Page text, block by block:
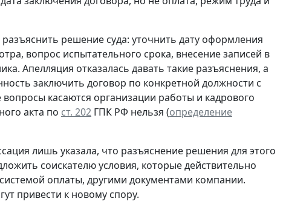
решение суда: уточнить дату оформления
вопрос испытательного срока, внесение записей в
Апелляция отказалась давать такие разъяснения, а
заключить договор по конкретной должности с
касаются организации работы и кадрового
акта по ст. 202 ГПК РФ нельзя (определение
лишь указала, что разъяснение решения для этого
соискателю условия, которые действительно
оплаты, другими документами компании.
привести к новому спору.